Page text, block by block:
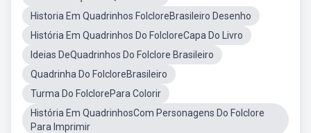
Historia Em Quadrinhos FolcloreBrasileiro Desenho
História Em Quadrinhos Do FolcloreCapa Do Livro
Ideias DeQuadrinhos Do Folclore Brasileiro
Quadrinha Do FolcloreBrasileiro
Turma Do FolclorePara Colorir
História Em QuadrinhosCom Personagens Do Folclore
Para Imprimir